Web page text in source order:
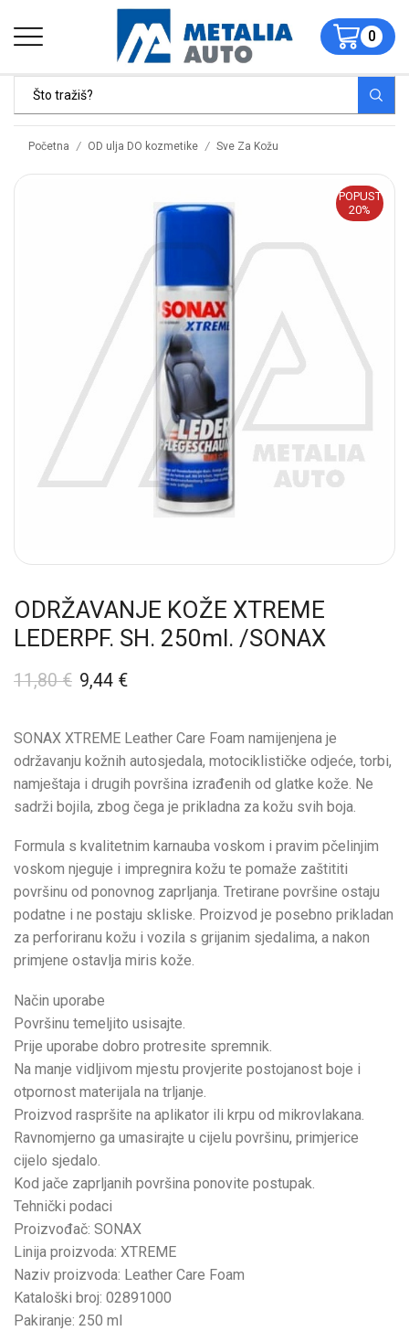
0
Početna / OD ulja DO kozmetike / Sve Za Kožu
POPUST
20%
ODRŽAVANJE KOŽE XTREME
LEDERPF. SH. 250ml. /SONAX
11,80€ 9,44 €
SONAX XTREME Leather Care Foam namijenjena je
održavanju kožnih autosjedala, motociklističke odjeće, torbi,
namještaja i drugih površina izrađenih od glatke kože. Ne
sadrži bojila, zbog čega je prikladna za kožu svih boja.
Formula s kvalitetnim karnauba voskom i pravim pčelinjim
voskom njeguje i impregnira kožu te pomaže zaštititi
površinu od ponovnog zaprljanja. Tretirane površine ostaju
podatne i ne postaju skliske. Proizvod je posebno prikladan
za perforiranu kožu i vozila s grijanim sjedalima, a nakon
primjene ostavlja miris kože.
Način uporabe
Površinu temeljito usisajte.
Prije uporabe dobro protresite spremnik.
Na manje vidljivom mjestu provjerite postojanost boje i
otpornost materijala na trljanje.
Proizvod raspršite na aplikator ili krpu od mikrovlakana.
Ravnomjerno ga umasirajte u cijelu površinu, primjerice
cijelo sjedalo.
Kod jače zaprljanih površina ponovite postupak.
Tehnički podaci
Proizvođač: SONAX
Linija proizvoda: XTREME
Naziv proizvoda: Leather Care Foam
Kataloški broj: 02891000
Pakiranje: 250 ml